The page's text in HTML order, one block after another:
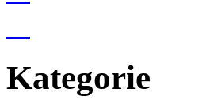
Kategorie